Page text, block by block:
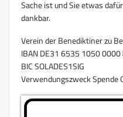
Sache ist und Sie etwas
dankbar.
Verein der Benediktiner zu
IBAN DE31 6535 1050
BIC SOLADES1SIG
Verwendungszweck Spende